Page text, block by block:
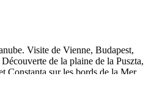
Visite de Vienne, Budapest,
de la plaine de la Puszta,
Constanta sur les bords de la Mer
de Fer et navigation dans le